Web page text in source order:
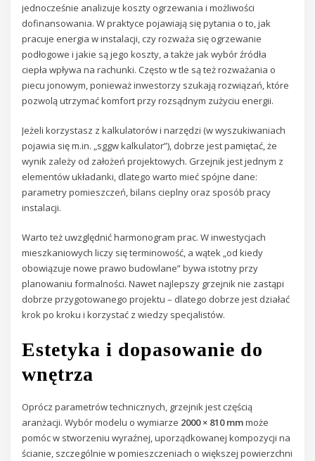
jednocześnie analizuje koszty ogrzewania i możliwości
dofinansowania. W praktyce pojawiają się pytania o to, jak
pracuje energia w instalacji, czy rozważa się ogrzewanie
podłogowe i jakie są jego koszty, a także jak wybór źródła
ciepła wpływa na rachunki. Często w tle są też rozważania o
piecu jonowym, ponieważ inwestorzy szukają rozwiązań, które
pozwolą utrzymać komfort przy rozsądnym zużyciu energii.
Jeżeli korzystasz z kalkulatorów i narzędzi (w wyszukiwaniach
pojawia się m.in. „sggw kalkulator”), dobrze jest pamiętać, że
wynik zależy od założeń projektowych. Grzejnik jest jednym z
elementów układanki, dlatego warto mieć spójne dane:
parametry pomieszczeń, bilans cieplny oraz sposób pracy
instalacji.
Warto też uwzględnić harmonogram prac. W inwestycjach
mieszkaniowych liczy się terminowość, a wątek „od kiedy
obowiązuje nowe prawo budowlane” bywa istotny przy
planowaniu formalności. Nawet najlepszy grzejnik nie zastąpi
dobrze przygotowanego projektu – dlatego dobrze jest działać
krok po kroku i korzystać z wiedzy specjalistów.
Estetyka i dopasowanie do
wnętrza
Oprócz parametrów technicznych, grzejnik jest częścią
aranżacji. Wybór modelu o wymiarze 2000 × 810 mmmoże
pomóc w stworzeniu wyraźnej, uporządkowanej kompozycji na
ścianie, szczególnie w pomieszczeniach o większej powierzchni